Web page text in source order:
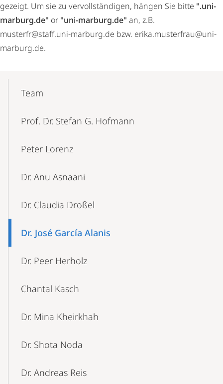
gezeigt. Um sie zu vervollständigen, hängen Sie bitte ".uni-
marburg.de" or "uni-marburg.de" an, z.B.
musterfr@staff.uni-marburg.de bzw. erika.musterfrau@uni-
marburg.de.
Navigation
Team
Prof. Dr. Stefan G. Hofmann
Peter Lorenz
Dr. Anu Asnaani
Dr. Claudia Droßel
Dr. José García Alanis
Dr. Peer Herholz
Chantal Kasch
Dr. Mina Kheirkhah
Dr. Shota Noda
Dr. Andreas Reis